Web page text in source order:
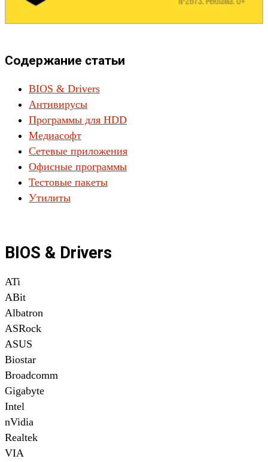
Содержание статьи
BIOS & Drivers
Антивирусы
Программы для HDD
Медиасофт
Сетевые приложения
Офисные программы
Тестовые пакеты
Утилиты
BIOS & Drivers
ATi
ABit
Albatron
ASRock
ASUS
Biostar
Broadcomm
Gigabyte
Intel
nVidia
Realtek
VIA